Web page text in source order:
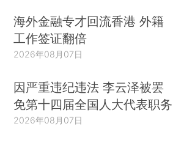
海外金融专才回流香港 外籍
工作签证翻倍
2026年08月07日
因严重违纪违法 李云泽被罢
免第十四届全国人大代表职务
2026年08月07日